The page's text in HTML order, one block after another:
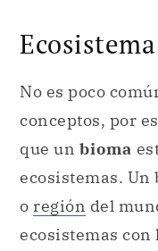
No es poco
conceptos, por
que un bioma
ecosistemas. Un
o región del
ecosistemas